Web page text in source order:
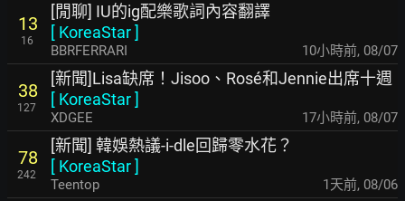
13
16
[閒聊] IU的ig配樂歌詞內容翻譯
[ KoreaStar]
BBRFERRARI 10小時前, 08/07
38
127
[新聞]Lisa缺席！Jisoo、Rosé和Jennie出席十週
[ KoreaStar]
XDGEE 17小時前, 08/07
78
242
[新聞] 韓娛熱議-i-dle回歸零水花？
[ KoreaStar]
Teentop 1天前, 08/06